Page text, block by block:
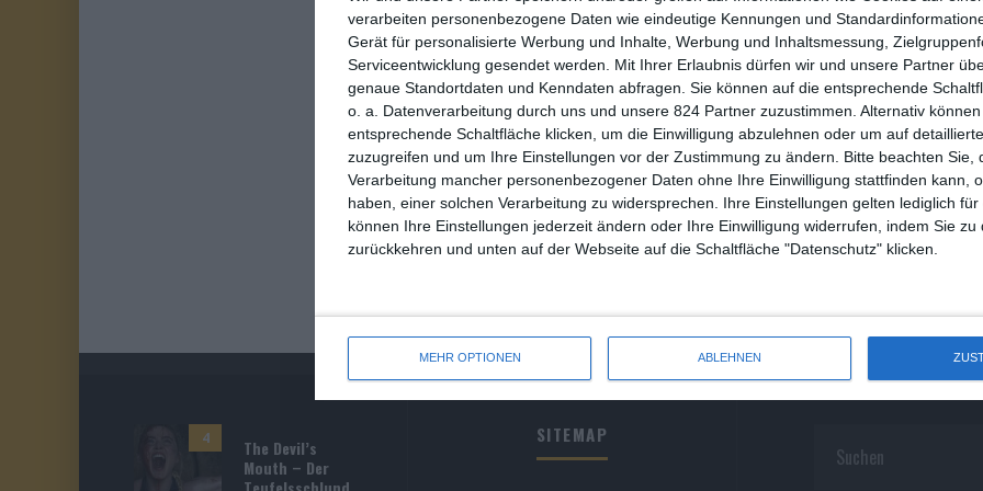
verarbeiten personenbezogene Daten wie eindeutige Kennungen und
Gerät für personalisierte Werbung und Inhalte, Werbung und Inhaltsmessung,
Serviceentwicklung gesendet werden.
Mit Ihrer Erlaubnis dürfen wir und unsere Partner
genaue Standortdaten und Kenndaten abfragen. Sie können auf die entsprechende
o. a. Datenverarbeitung durch uns und unsere 824 Partner zuzustimmen. Alternativ
entsprechende Schaltfläche klicken, um die Einwilligung abzulehnen oder um auf
zuzugreifen und um Ihre Einstellungen vor der Zustimmung zu ändern.
Bitte beachten Sie,
Verarbeitung mancher personenbezogener Daten ohne Ihre Einwilligung stattfinden kann,
haben, einer solchen Verarbeitung zu widersprechen. Ihre Einstellungen gelten lediglich
können Ihre Einstellungen jederzeit ändern oder Ihre Einwilligung widerrufen, indem Sie zu
zurückkehren und unten auf der Webseite auf die Schaltfläche "Datenschutz" klicken.
MEHR OPTIONEN ABLEHNEN
4
The Devil’s
Mouth – Der
SITEMAP